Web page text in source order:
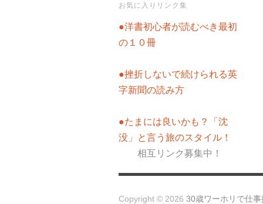
お気に入りリンク集
●洋書初心者が読むべき最初
の１０冊
●挫折しないで続けられる英
字新聞の読み方
●たまには良いかも？「沈
没」と言う旅のスタイル！
相互リンク募集中！
Copyright © 2026 30歳ワーホリで仕